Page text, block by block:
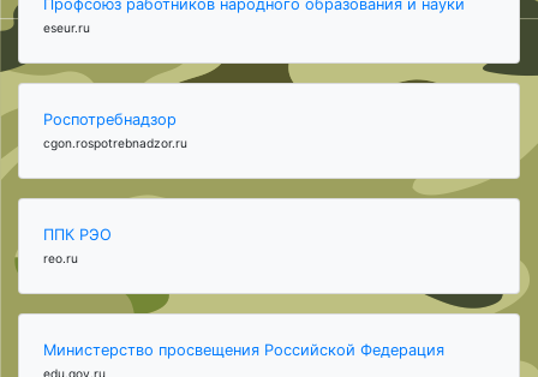
Профсоюз работников народного образования и науки
eseur.ru
Роспотребнадзор
cgon.rospotrebnadzor.ru
ППК РЭО
reo.ru
Министерство просвещения Российской Федерация
edu.gov.ru